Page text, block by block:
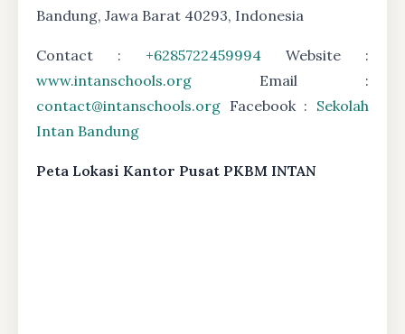
Bandung, Jawa Barat 40293, Indonesia
Contact : +6285722459994 Website :
www.intanschools.org Email :
contact@intanschools.org Facebook : Sekolah
Intan Bandung
Peta Lokasi Kantor Pusat PKBM INTAN